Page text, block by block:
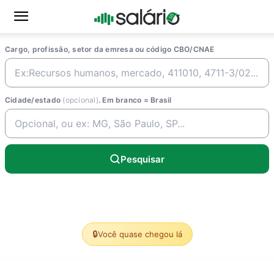
Cargo, profissão, setor da emresa ou código CBO/CNAE
Cidade/estado (opcional). Em branco = Brasil
Pesquisar
🔒Você quase chegou lá